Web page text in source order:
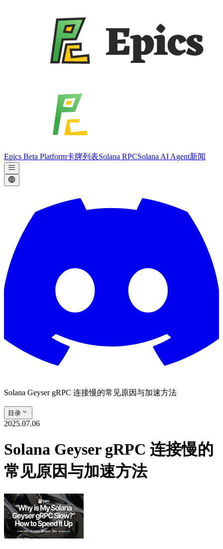
Epics Beta Platform卡牌列表Solana RPCSolana AI Agent新闻
Solana Geyser gRPC 连接慢的常见原因与加速方法
目录
2025.07.06
Solana Geyser gRPC 连接慢的
常见原因与加速方法